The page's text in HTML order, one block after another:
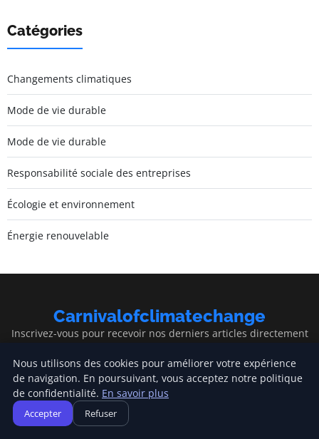
Catégories
Changements climatiques
Mode de vie durable
Mode de vie durable
Responsabilité sociale des entreprises
Écologie et environnement
Énergie renouvelable
Carnivalofclimatechange
Inscrivez-vous pour recevoir nos derniers articles directement
S'inscrire
Nous utilisons des cookies pour améliorer votre expérience
de navigation. En poursuivant, vous acceptez notre politique
de confidentialité. En savoir plus
Accepter Refuser